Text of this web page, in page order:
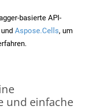
basierte API-
und Aspose.Cells, um
und einfache